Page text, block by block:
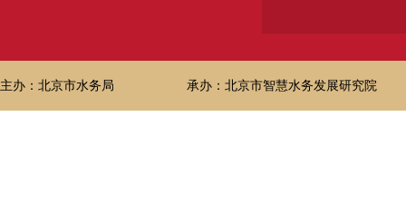
主办：北京市水务局 承办：北京市智慧水务发展研究院